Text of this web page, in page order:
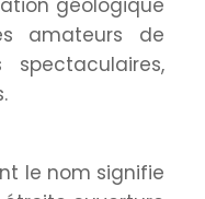
géologique
amateurs de
le nom signifie